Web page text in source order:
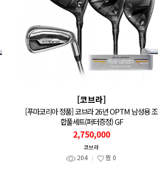
[코브라]
[푸마코리아 정품] 코브라 26년 OPTM 남성용 조
합풀세트(퍼터증정) GF
2,750,000
코브라
204 찜 0